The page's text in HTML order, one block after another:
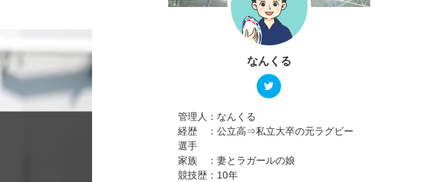
なんくる
管理人：なんくる
経歴 ：公立高⇒私立大卒の元ラグビー
選手
家族 ：妻とラガールの娘
競技歴：10年